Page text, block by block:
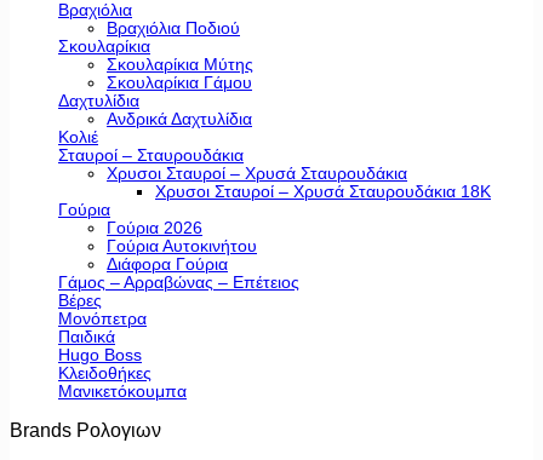
Βραχιόλια
Βραχιόλια Ποδιού
Σκουλαρίκια
Σκουλαρίκια Μύτης
Σκουλαρίκια Γάμου
Δαχτυλίδια
Ανδρικά Δαχτυλίδια
Κολιέ
Σταυροί – Σταυρουδάκια
Χρυσοι Σταυροί – Χρυσά Σταυρουδάκια
Χρυσοι Σταυροί – Χρυσά Σταυρουδάκια 18Κ
Γούρια
Γούρια 2026
Γούρια Αυτοκινήτου
Διάφορα Γούρια
Γάμος – Αρραβώνας – Επέτειος
Βέρες
Μονόπετρα
Παιδικά
Hugo Boss
Κλειδοθήκες
Μανικετόκουμπα
Brands Ρολογιων